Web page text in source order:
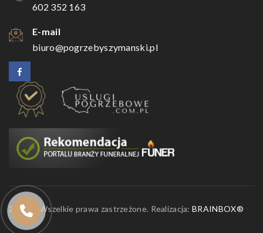
602 352 163
E-mail
biuro@pogrzebyszymanski.pl
2026 © Wszelkie prawa zastrzeżone. Realizacja:BRAINBOX®